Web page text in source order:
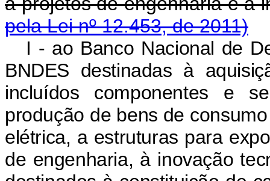
pela Lei nº 12.453, de 2011)
I - ao Banco Nacional de
BNDES destinadas à
incluídos componentes e
produção de bens de
elétrica, a estruturas para
de engenharia, à inovação